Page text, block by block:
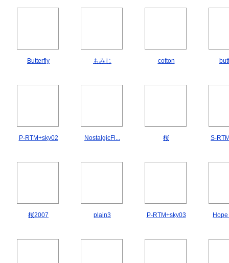
Butterfly もみじ cotton
P-RTM+sky02 NostalgicFl... 桜 S-
桜2007 plain3 P-RTM+sky03